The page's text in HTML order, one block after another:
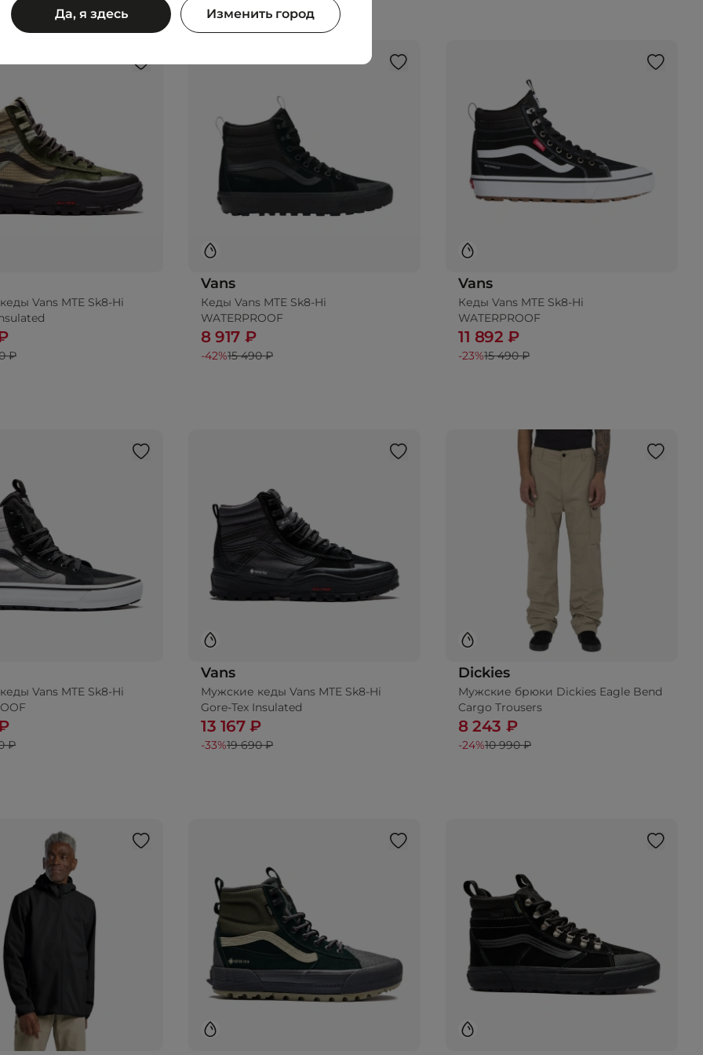
Vans MTE Sk8-Hi
₽
Vans
Кеды Vans MTE Sk8-Hi
WATERPROOF
8 917 ₽
-42%15 490 ₽
Vans
Кеды Vans MTE Sk8-Hi
WATERPROOF
11 892 ₽
-23%15 490 ₽
Vans MTE Sk8-Hi
₽
в корзину
Vans
Мужские кеды Vans MTE Sk8-Hi
Gore-Tex Insulated
13 167 ₽
-33%19 690 ₽
Dickies
Мужские брюки Dickies Eagle Bend
Cargo Trousers
8 243 ₽
-24%10 990 ₽
Да, я здесь Изменить город